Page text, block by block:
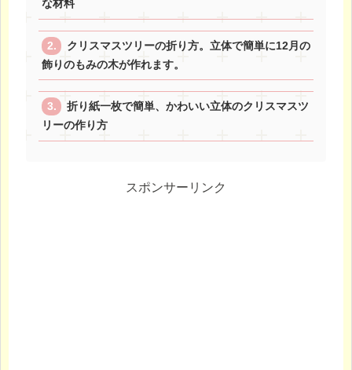
な材料
クリスマスツリーの折り方。立体で簡単に12月の
飾りのもみの木が作れます。
折り紙一枚で簡単、かわいい立体のクリスマスツ
リーの作り方
スポンサーリンク